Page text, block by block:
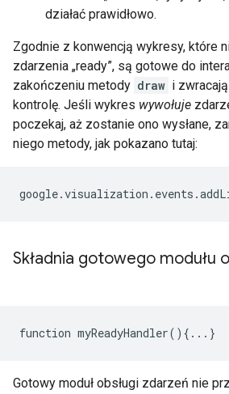
działać prawidłowo.
Zgodnie z konwencją wykresy, które
zdarzenia „ready”, są gotowe do
zakończeniu metody draw i
kontrolę. Jeśli wykres wywołuje
poczekaj, aż zostanie ono wysłane,
niego metody, jak pokazano tutaj:
google.visualization . events .
Składnia gotowego modułu
function myReadyHandler(){...}
Gotowy moduł obsługi zdarzeń nie